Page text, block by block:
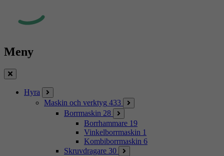
Meny
Stäng
Hyra
Maskin och verktyg 433
Borrmaskin 28
Borrhammare 19
Vinkelborrmaskin 1
Kombiborrmaskin 6
Skruvdragare 30